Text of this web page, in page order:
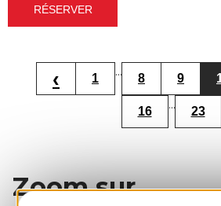
RÉSERVER
‹ 1 ... 8 9
16 ... 23
Zoom sur…